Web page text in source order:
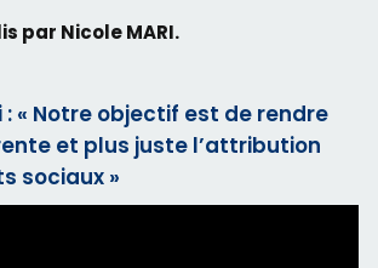
par Nicole MARI.
« Notre objectif est de rendre
et plus juste l’attribution
sociaux »